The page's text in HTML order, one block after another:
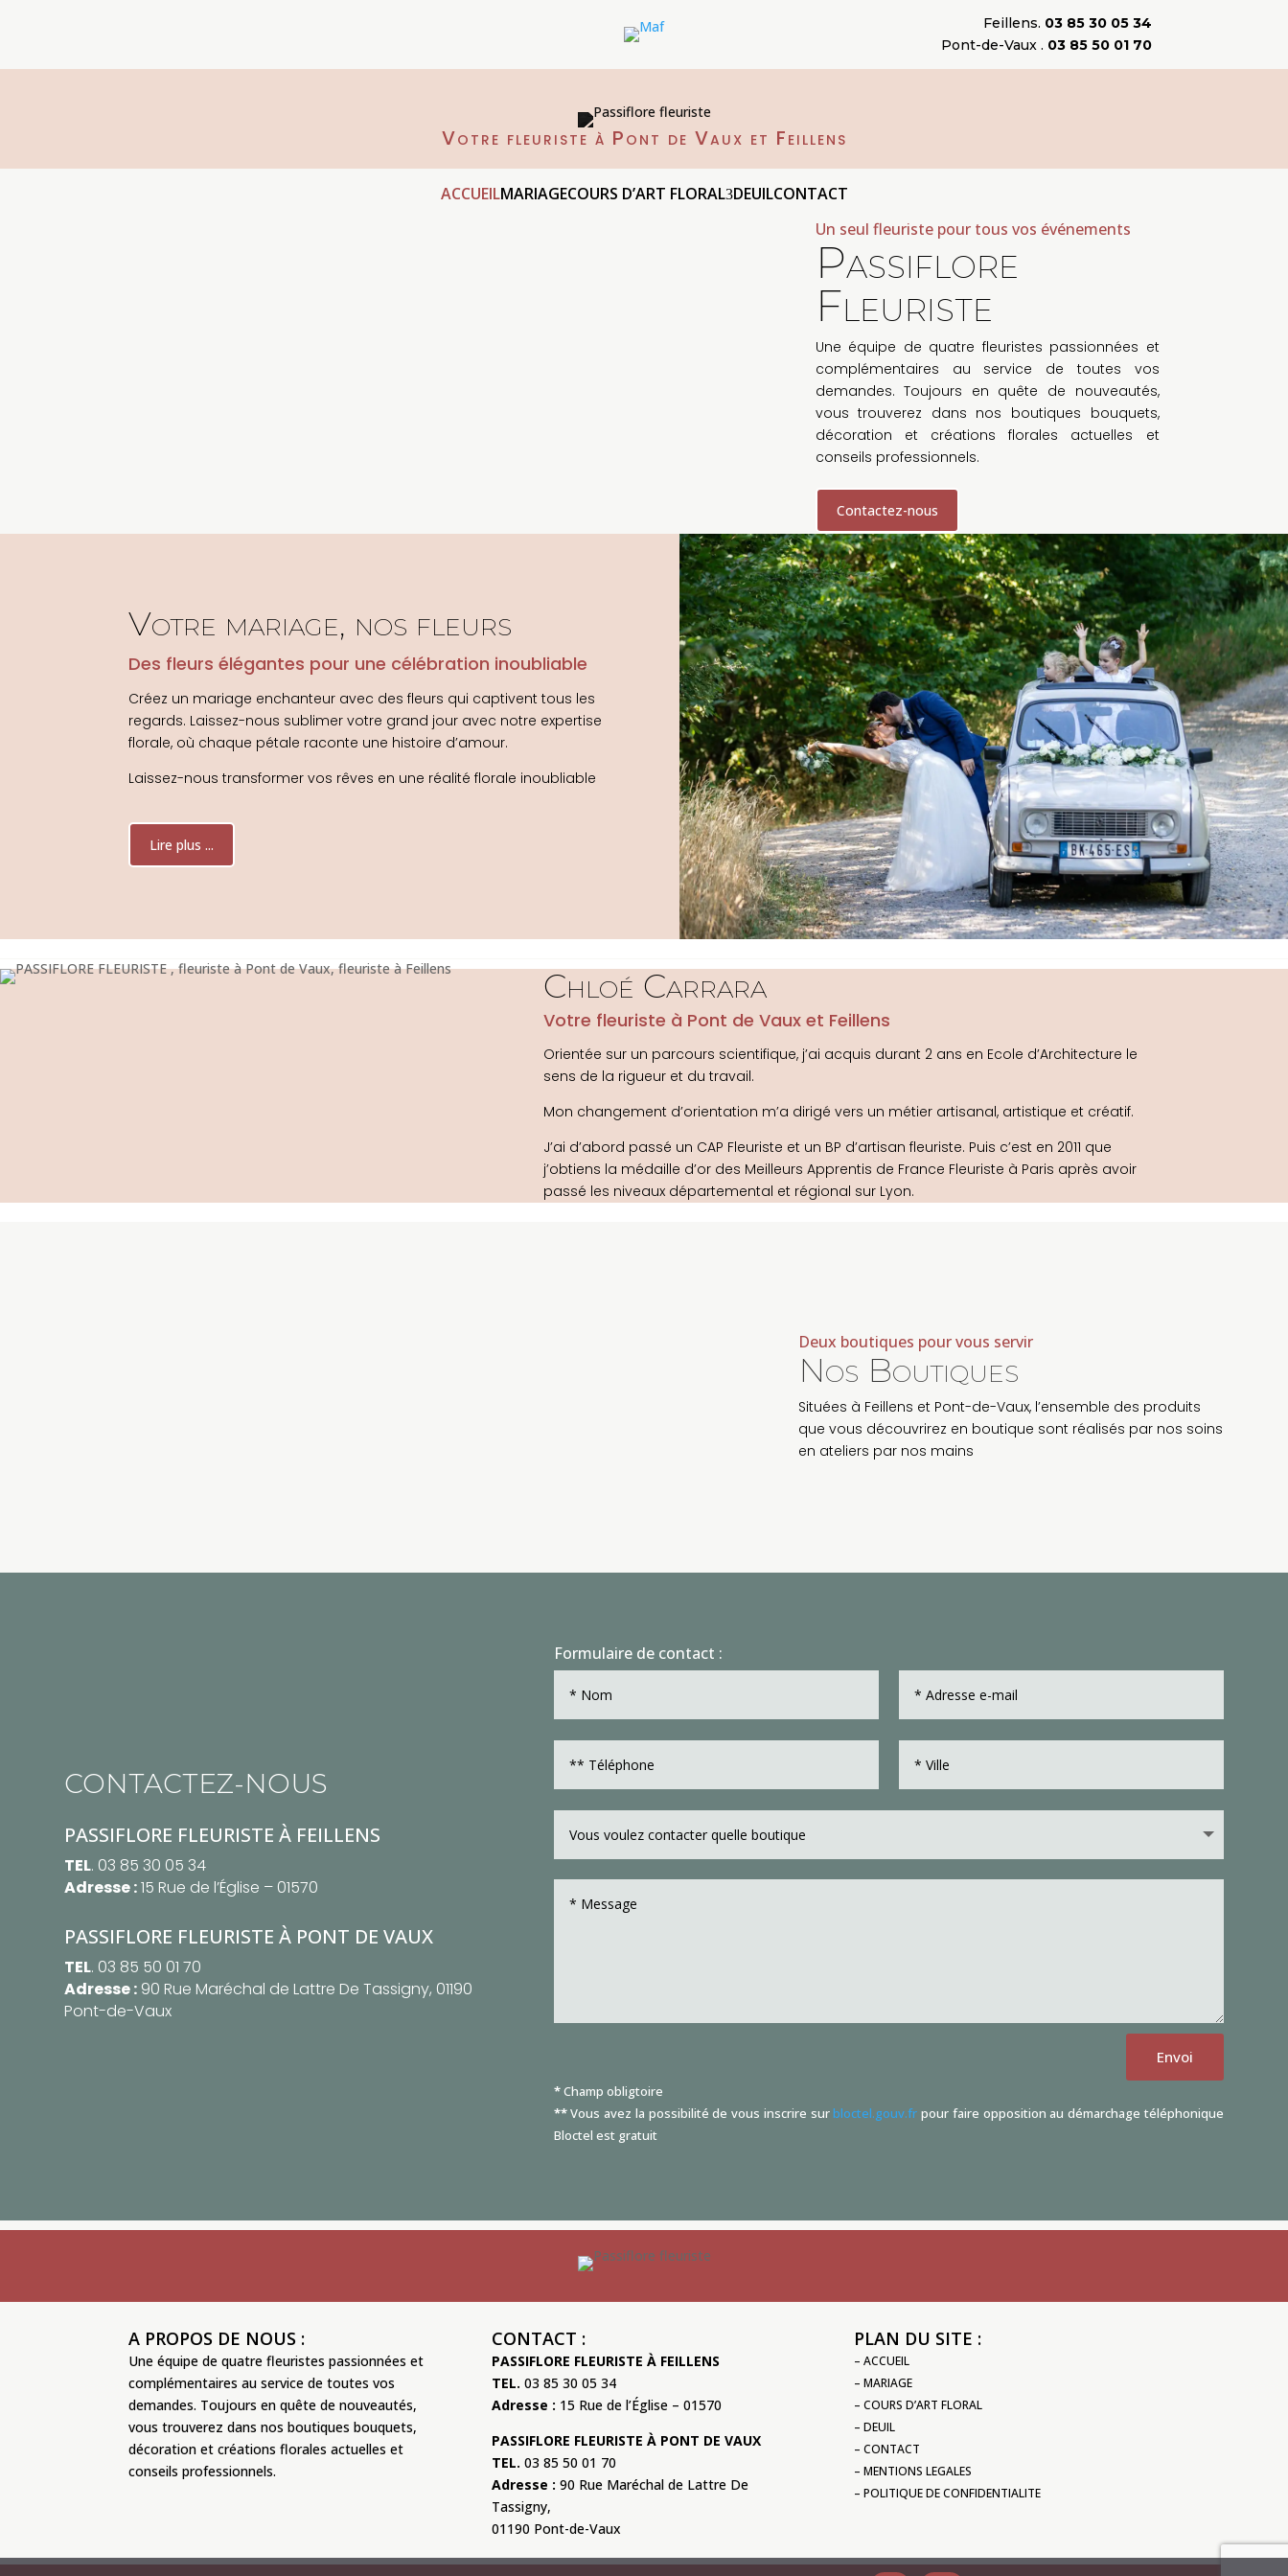
Feillens. 03 85 30 05 34
Pont-de-Vaux . 03 85 50 01 70
Votre fleuriste à Pont de Vaux et Feillens
ACCUEILMARIAGECOURS D’ART FLORAL DEUILCONTACT
Un seul fleuriste pour tous vos événements
Passiflore
Fleuriste
Une équipe de quatre fleuristes passionnées et
complémentaires au service de toutes vos
demandes. Toujours en quête de nouveautés,
vous trouverez dans nos boutiques bouquets,
décoration et créations florales actuelles et
conseils professionnels.
Contactez-nous
Votre mariage, nos fleurs
Des fleurs élégantes pour une célébration inoubliable
Créez un mariage enchanteur avec des fleurs qui captivent tous les
regards. Laissez-nous sublimer votre grand jour avec notre expertise
florale, où chaque pétale raconte une histoire d’amour.
Laissez-nous transformer vos rêves en une réalité florale inoubliable
Lire plus ...
Chloé Carrara
Votre fleuriste à Pont de Vaux et Feillens
Orientée sur un parcours scientifique, j’ai acquis durant 2 ans en Ecole d’Architecture le
sens de la rigueur et du travail.
Mon changement d’orientation m’a dirigé vers un métier artisanal, artistique et créatif.
J’ai d’abord passé un CAP Fleuriste et un BP d’artisan fleuriste. Puis c’est en 2011 que
j’obtiens la médaille d’or des Meilleurs Apprentis de France Fleuriste à Paris après avoir
passé les niveaux départemental et régional sur Lyon.
Deux boutiques pour vous servir
Nos Boutiques
Situées à Feillens et Pont-de-Vaux, l’ensemble des produits
que vous découvrirez en boutique sont réalisés par nos soins
en ateliers par nos mains
CONTACTEZ-NOUS
PASSIFLORE FLEURISTE À FEILLENS
TEL. 03 85 30 05 34
Adresse :15 Rue de l’Église – 01570
PASSIFLORE FLEURISTE À PONT DE VAUX
TEL. 03 85 50 01 70
Adresse : 90 Rue Maréchal de Lattre De Tassigny, 01190
Pont-de-Vaux
Formulaire de contact :
Envoi
*Champ obligtoire
**Vous avez la possibilité de vous inscrire surbloctel.gouv.fr pour faire opposition au démarchage téléphonique
Bloctel est gratuit
A PROPOS DE NOUS :
Une équipe de quatre fleuristes passionnées et
complémentaires au service de toutes vos
demandes. Toujours en quête de nouveautés,
vous trouverez dans nos boutiques bouquets,
décoration et créations florales actuelles et
conseils professionnels.
CONTACT :
PASSIFLORE FLEURISTE À FEILLENS
TEL. 03 85 30 05 34
Adresse : 15 Rue de l’Église – 01570
PASSIFLORE FLEURISTE À PONT DE VAUX
TEL. 03 85 50 01 70
Adresse : 90 Rue Maréchal de Lattre De
Tassigny,
01190 Pont-de-Vaux
PLAN DU SITE :
– ACCUEIL
– MARIAGE
– COURS D’ART FLORAL
– DEUIL
– CONTACT
– MENTIONS LEGALES
– POLITIQUE DE CONFIDENTIALITE